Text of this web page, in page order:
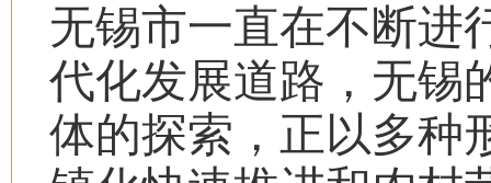
无锡市一直在不断进
代化发展道路，无锡
体的探索，正以多种